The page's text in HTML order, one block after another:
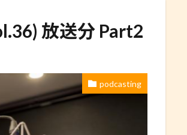
放送分 Part2
podcasting